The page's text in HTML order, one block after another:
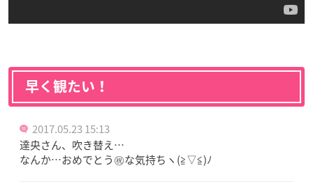
早く観たい！
2017.05.23 15:13
達央さん、吹き替え…
なんか…おめでとう㊗️な気持ちヽ(≧▽≦)ﾉ